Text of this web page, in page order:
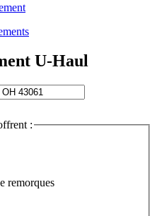
U-Haul
:
remorques